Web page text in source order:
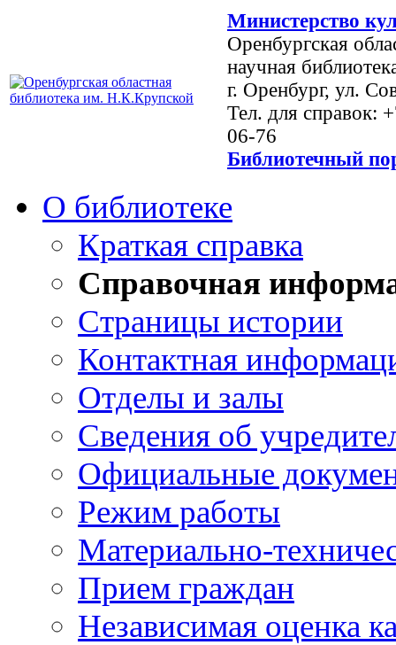
Министерство
Оренбургская
научная
г. Оренбург, ул.
Тел. для справок:
06-76
Библиотечный
О библиотеке
Краткая справка
Справочная
Страницы истории
Контактная
Отделы и залы
Сведения об
Официальные
Режим работы
Материально-
Прием граждан
Независимая оценка